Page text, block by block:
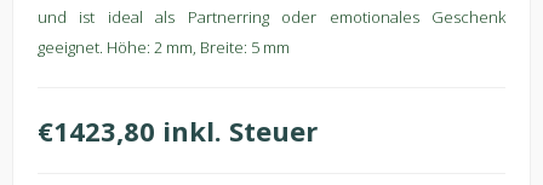
und ist ideal als Partnerring oder emotionales Geschenk
geeignet. Höhe: 2 mm, Breite: 5 mm
€1423,80 inkl. Steuer